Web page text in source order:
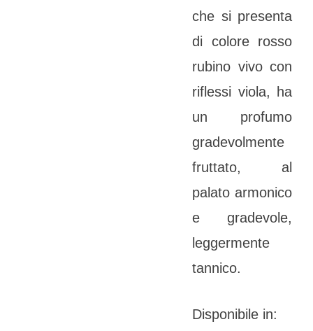
che si presenta
di colore rosso
rubino vivo con
riflessi viola, ha
un profumo
gradevolmente
fruttato, al
palato armonico
e gradevole,
leggermente
tannico.
Disponibile in: